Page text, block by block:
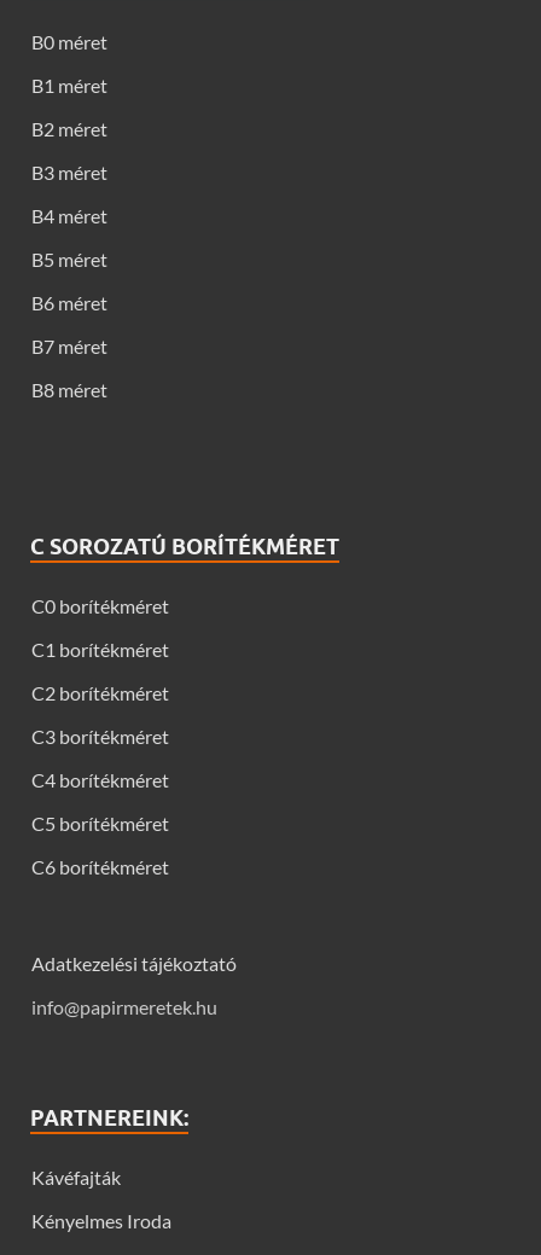
B0 méret
B1 méret
B2 méret
B3 méret
B4 méret
B5 méret
B6 méret
B7 méret
B8 méret
C SOROZATÚ BORÍTÉKMÉRET
C0 borítékméret
C1 borítékméret
C2 borítékméret
C3 borítékméret
C4 borítékméret
C5 borítékméret
C6 borítékméret
Adatkezelési tájékoztató
info@papirmeretek.hu
PARTNEREINK:
Kávéfajták
Kényelmes Iroda